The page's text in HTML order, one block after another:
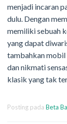
menjadi incaran
dulu. Dengan
memiliki sebuah
yang dapat
tambahkan mobil
dan nikmati
klasik yang tak
Posting pada Beta